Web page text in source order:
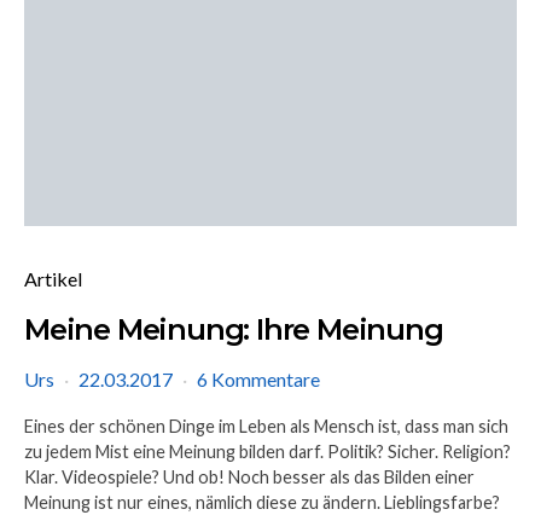
Artikel
Meine Meinung: Ihre Meinung
Urs 22.03.2017 6 Kommentare
Eines der schönen Dinge im Leben als Mensch ist, dass man sich
zu jedem Mist eine Meinung bilden darf. Politik? Sicher. Religion?
Klar. Videospiele? Und ob! Noch besser als das Bilden einer
Meinung ist nur eines, nämlich diese zu ändern. Lieblingsfarbe?